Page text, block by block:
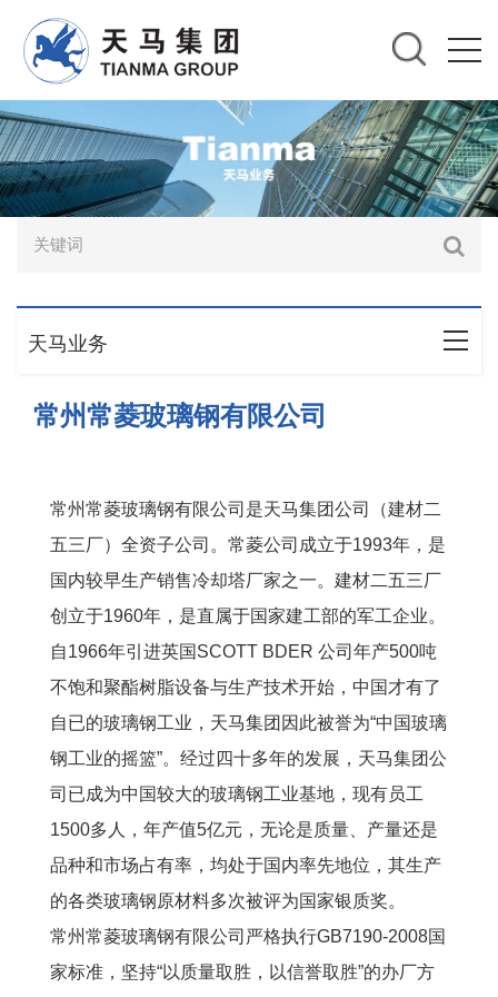
天马业务
常州常菱玻璃钢有限公司
常州常菱玻璃钢有限公司是天马集团公司（建材二
五三厂）全资子公司。常菱公司成立于1993年，是
国内较早生产销售冷却塔厂家之一。建材二五三厂
创立于1960年，是直属于国家建工部的军工企业。
自1966年引进英国SCOTT BDER 公司年产500吨
不饱和聚酯树脂设备与生产技术开始，中国才有了
自已的玻璃钢工业，天马集团因此被誉为“中国玻璃
钢工业的摇篮”。经过四十多年的发展，天马集团公
司已成为中国较大的玻璃钢工业基地，现有员工
1500多人，年产值5亿元，无论是质量、产量还是
品种和市场占有率，均处于国内率先地位，其生产
的各类玻璃钢原材料多次被评为国家银质奖。
常州常菱玻璃钢有限公司严格执行GB7190-2008国
家标准，坚持“以质量取胜，以信誉取胜”的办厂方